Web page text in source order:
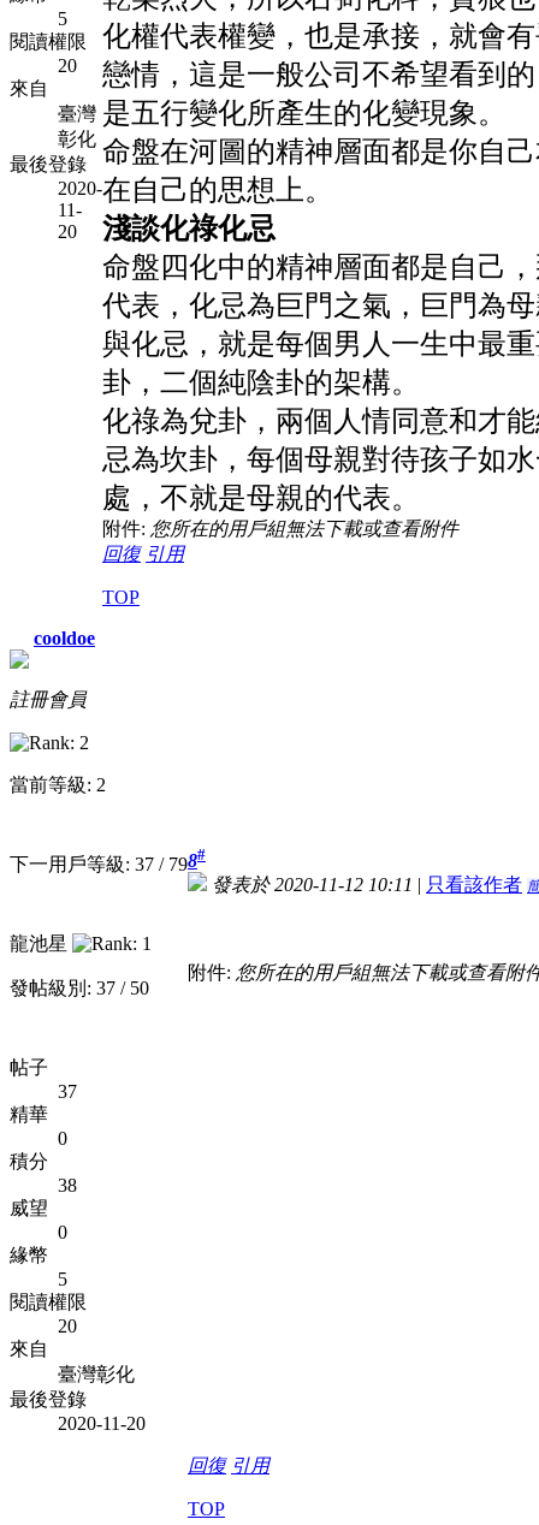
5
閱讀權限
20
來自
臺灣
彰化
最後登錄
2020-
11-
20
化權代表權變，也是承接，就會
戀情，這是一般公司不希望看到
是五行變化所產生的化變現象。
命盤在河圖的精神層面都是你自
在自己的思想上。
淺談化祿化忌
命盤四化中的精神層面都是自己
代表，化忌為巨門之氣，巨門為
與化忌，就是每個男人一生中最
卦，二個純陰卦的架構。
化祿為兌卦，兩個人情同意和才
忌為坎卦，每個母親對待孩子如
處，不就是母親的代表。
附件: 您所在的用戶組無法下載或查看附件
回復 引用
TOP
cooldoe
註冊會員
當前等級: 2
下一用戶等級: 37 / 79
龍池星
發帖級別: 37 / 50
帖子
37
精華
0
積分
38
威望
0
緣幣
5
閱讀權限
20
來自
臺灣彰化
最後登錄
2020-11-20
8#
發表於 2020-11-12 10:11 | 只看該作者
附件: 您所在的用戶組無法下載或查看附
回復 引用
TOP